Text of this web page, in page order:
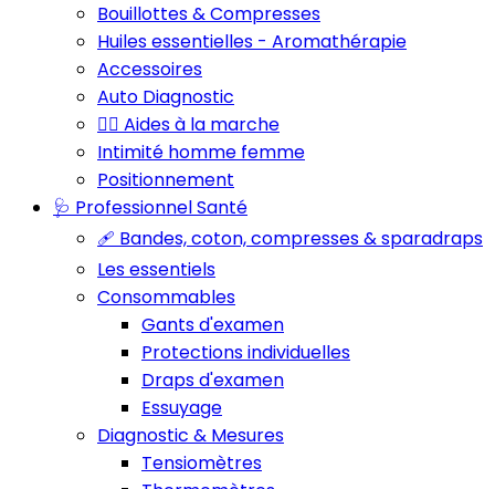
Bouillottes & Compresses
Huiles essentielles - Aromathérapie
Accessoires
Auto Diagnostic
🚶‍♂️ Aides à la marche
Intimité homme femme
Positionnement
🩺 Professionnel Santé
🩹 Bandes, coton, compresses & sparadraps
Les essentiels
Consommables
Gants d'examen
Protections individuelles
Draps d'examen
Essuyage
Diagnostic & Mesures
Tensiomètres